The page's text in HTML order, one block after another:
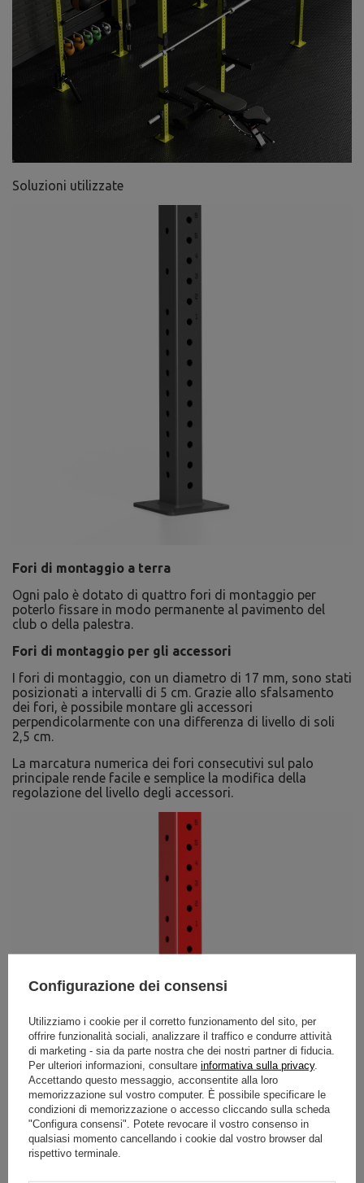
Soluzioni utilizzate
Fori di montaggio a terra
Ogni palo è dotato di quattro fori di montaggio per
poterlo fissare in modo permanente al pavimento del
club o della palestra.
Fori di montaggio per gli accessori
I fori di montaggio, con un diametro di 17 mm, sono stati
posizionati a intervalli di 5 cm. Grazie allo sfalsamento
dei fori, è possibile montare gli accessori
perpendicolarmente con una differenza di livello di soli
2,5 cm.
La marcatura numerica dei fori consecutivi sul palo
principale rende facile e semplice la modifica della
regolazione del livello degli accessori.
Configurazione dei consensi
Utilizziamo i cookie per il corretto funzionamento del sito, per
offrire funzionalità sociali, analizzare il traffico e condurre attività
di marketing - sia da parte nostra che dei nostri partner di fiducia.
Per ulteriori informazioni, consultare informativa sulla privacy.
Accettando questo messaggio, acconsentite alla loro
memorizzazione sul vostro computer. È possibile specificare le
condizioni di memorizzazione o accesso cliccando sulla scheda
"Configura consensi". Potete revocare il vostro consenso in
qualsiasi momento cancellando i cookie dal vostro browser dal
rispettivo terminale.